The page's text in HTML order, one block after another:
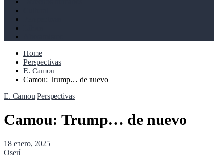
Home
Perspectivas
E. Camou
Camou: Trump… de nuevo
E. Camou Perspectivas
Camou: Trump… de nuevo
18 enero, 2025
Oserí